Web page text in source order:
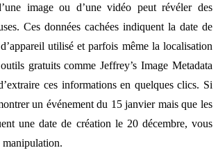
image ou d’une vidéo peut révéler des
Ces données cachées indiquent la date de
utilisé et parfois même la localisation
gratuits comme Jeffrey’s Image Metadata
ces informations en quelques clics. Si
un événement du 15 janvier mais que les
une date de création le 20 décembre, vous
manipulation.